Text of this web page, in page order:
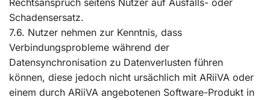
Schadensersatz.
7.6. Nutzer nehmen zur Kenntnis, dass
Verbindungsprobleme während der
Datensynchronisation zu Datenverlusten führen
können, diese jedoch nicht ursächlich mit ARiiVA oder
einem durch ARiiVA angebotenen Software-Produkt in